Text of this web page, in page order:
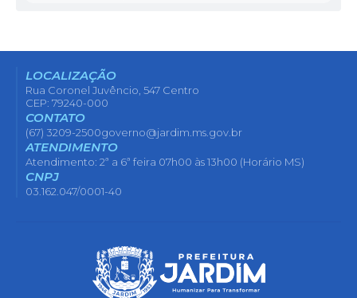
LOCALIZAÇÃO
Rua Coronel Juvêncio, 547 Centro
CEP: 79240-000
CONTATO
(67) 3209-2500governo@jardim.ms.gov.br
ATENDIMENTO
Atendimento: 2ª a 6ª feira 07h00 às 13h00 (Horário MS)
CNPJ
03.162.047/0001-40